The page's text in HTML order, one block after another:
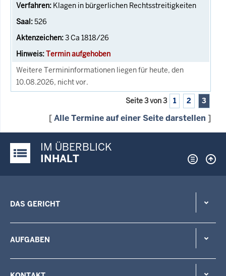
Klagen in bürgerlichen Rechtsstreitigkeiten
526
3 Ca 1818/26
Termin aufgehoben
Weitere Termininformationen liegen für heute, den
10.08.2026, nicht vor.
Seite 3 von 3 1 2 3
[Alle Termine auf einer Seite darstellen ]
Justiz-Portal im Überblick:
IM ÜBERBLICK
INHALT
DAS GERICHT
AUFGABEN